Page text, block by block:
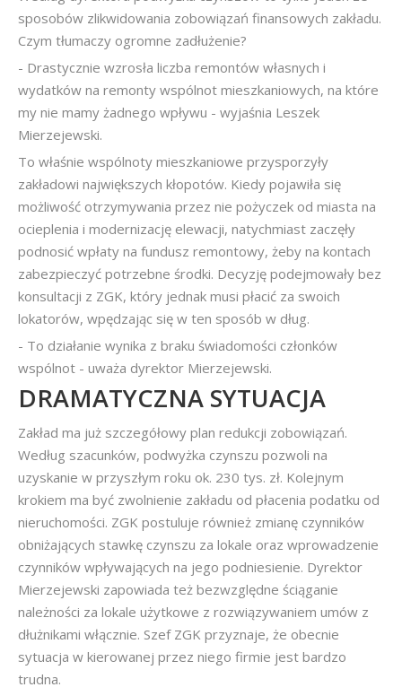
sposobów zlikwidowania zobowiązań finansowych zakładu.
Czym tłumaczy ogromne zadłużenie?
- Drastycznie wzrosła liczba remontów własnych i
wydatków na remonty wspólnot mieszkaniowych, na które
my nie mamy żadnego wpływu - wyjaśnia Leszek
Mierzejewski.
To właśnie wspólnoty mieszkaniowe przysporzyły
zakładowi największych kłopotów. Kiedy pojawiła się
możliwość otrzymywania przez nie pożyczek od miasta na
ocieplenia i modernizację elewacji, natychmiast zaczęły
podnosić wpłaty na fundusz remontowy, żeby na kontach
zabezpieczyć potrzebne środki. Decyzję podejmowały bez
konsultacji z ZGK, który jednak musi płacić za swoich
lokatorów, wpędzając się w ten sposób w dług.
- To działanie wynika z braku świadomości członków
wspólnot - uważa dyrektor Mierzejewski.
DRAMATYCZNA SYTUACJA
Zakład ma już szczegółowy plan redukcji zobowiązań.
Według szacunków, podwyżka czynszu pozwoli na
uzyskanie w przyszłym roku ok. 230 tys. zł. Kolejnym
krokiem ma być zwolnienie zakładu od płacenia podatku od
nieruchomości. ZGK postuluje również zmianę czynników
obniżających stawkę czynszu za lokale oraz wprowadzenie
czynników wpływających na jego podniesienie. Dyrektor
Mierzejewski zapowiada też bezwzględne ściąganie
należności za lokale użytkowe z rozwiązywaniem umów z
dłużnikami włącznie. Szef ZGK przyznaje, że obecnie
sytuacja w kierowanej przez niego firmie jest bardzo
trudna.